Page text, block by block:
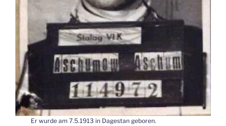
Er wurde am 7.5.1913 in Dagestan geboren.